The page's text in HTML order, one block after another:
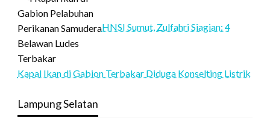
HNSI Sumut, Zulfahri Siagian: 4
Kapal Ikan di Gabion Terbakar Diduga Konselting Listrik
Lampung Selatan